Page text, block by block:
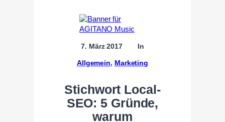
7. März 2017 In
Allgemein, Marketing
Stichwort Local-
SEO: 5 Gründe,
warum